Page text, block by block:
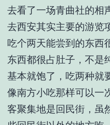
去看了一场青曲社的相
去西安其实主要的游览
吃个两天能尝到的东西
东西都很占肚子，不是
基本就饱了，吃两种就
像南方小吃那样可以一
客聚集地是回民街，虽